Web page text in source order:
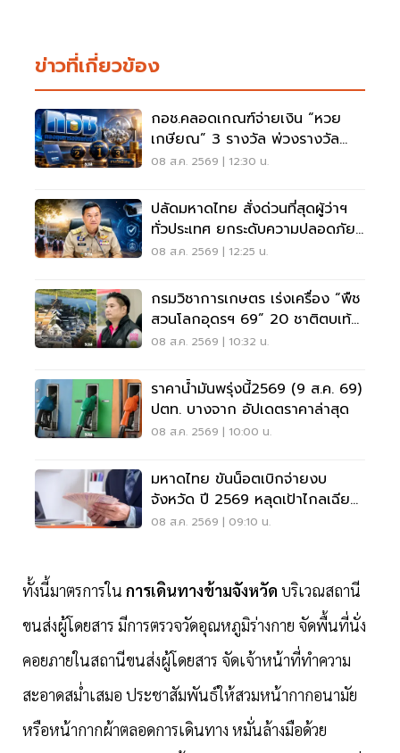
ข่าวที่เกี่ยวข้อง
กอช.คลอดเกณฑ์จ่ายเงิน “หวย
เกษียณ” 3 รางวัล พ่วงรางวัล
พิเศษ
08 ส.ค. 2569 | 12:30 น.
ปลัดมหาดไทย สั่งด่วนที่สุดผู้ว่าฯ
ทั่วประเทศ ยกระดับความปลอดภัย
โรงเรียน
08 ส.ค. 2569 | 12:25 น.
กรมวิชาการเกษตร เร่งเครื่อง “พืช
สวนโลกอุดรฯ 69” 20 ชาติตบเท้า
ร่วมโชว์นวัตกรรม
08 ส.ค. 2569 | 10:32 น.
ราคาน้ำมันพรุ่งนี้2569 (9 ส.ค. 69)
ปตท. บางจาก อัปเดตราคาล่าสุด
08 ส.ค. 2569 | 10:00 น.
มหาดไทย ขันน็อตเบิกจ่ายงบ
จังหวัด ปี 2569 หลุดเป้าไกลเฉียด
40%
08 ส.ค. 2569 | 09:10 น.
ทั้งนี้มาตรการใน การเดินทางข้ามจังหวัด บริเวณสถานี
ขนส่งผู้โดยสาร มีการตรวจวัดอุณหภูมิร่างกาย จัดพื้นที่นั่ง
คอยภายในสถานีขนส่งผู้โดยสาร จัดเจ้าหน้าที่ทำความ
สะอาดสม่ำเสมอ ประชาสัมพันธ์ให้สวมหน้ากากอนามัย
หรือหน้ากากผ้าตลอดการเดินทาง หมั่นล้างมือด้วย